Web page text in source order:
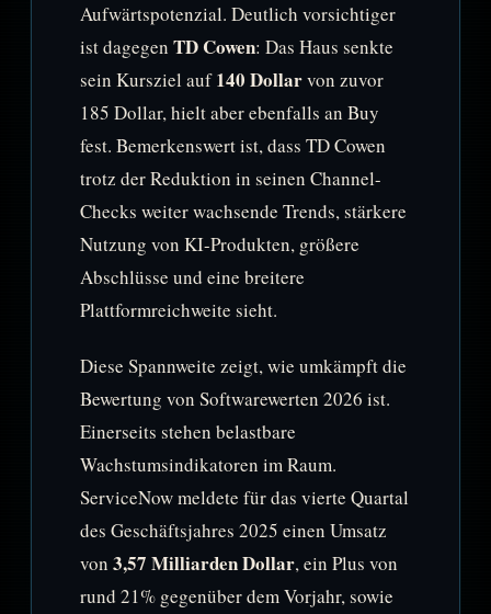
Aufwärtspotenzial. Deutlich vorsichtiger
ist dagegen TD Cowen: Das Haus senkte
sein Kursziel auf140 Dollarvon zuvor
185 Dollar, hielt aber ebenfalls an Buy
fest. Bemerkenswert ist, dass TD Cowen
trotz der Reduktion in seinen Channel-
Checks weiter wachsende Trends, stärkere
Nutzung von KI-Produkten, größere
Abschlüsse und eine breitere
Plattformreichweite sieht.
Diese Spannweite zeigt, wie umkämpft die
Bewertung von Softwarewerten 2026 ist.
Einerseits stehen belastbare
Wachstumsindikatoren im Raum.
ServiceNow meldete für das vierte Quartal
des Geschäftsjahres 2025 einen Umsatz
von 3,57 Milliarden Dollar, ein Plus von
rund 21% gegenüber dem Vorjahr, sowie